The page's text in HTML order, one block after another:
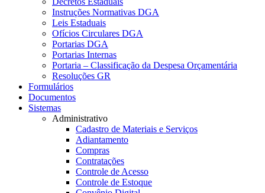
Instruções Normativas DGA
Leis Estaduais
Ofícios Circulares DGA
Portarias DGA
Portarias Internas
Portaria – Classificação da Despesa Orçamentária
Resoluções GR
Formulários
Documentos
Sistemas
Administrativo
Cadastro de Materiais e Serviços
Adiantamento
Compras
Contratações
Controle de Acesso
Controle de Estoque